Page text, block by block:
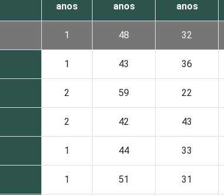
anos
anos
anos
1 48 32
1 43 36
2 59 22
2 42 43
1 44 33
1 51 31